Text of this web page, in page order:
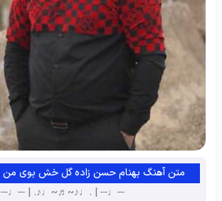
متن آهنگ بهنام حسن زاده گل خش بوی من
─♩─ | .♩♪~♬~♩♪. | ─♩─